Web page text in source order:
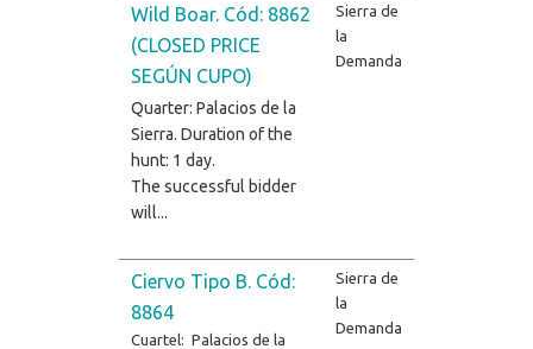
Wild Boar. Cód: 8862
(CLOSED PRICE
SEGÚN CUPO)
Quarter: Palacios de la
Sierra. Duration of the
hunt: 1 day.
The successful bidder
will...
Sierra de
la
Demanda
Ciervo Tipo B. Cód:
8864
Cuartel: Palacios de la
Sierra de
la
Demanda